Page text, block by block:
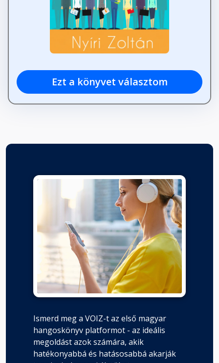
Ezt a könyvet választom
Ismerd meg a VOIZ-t az első magyar
hangoskönyv platformot - az ideális
megoldást azok számára, akik
hatékonyabbá és hatásosabbá akarják